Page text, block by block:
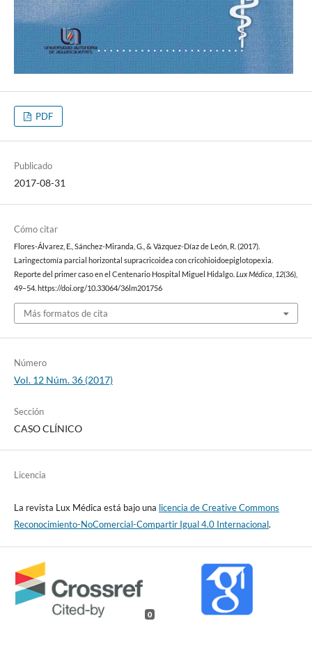
PDF
Publicado
2017-08-31
Cómo citar
Flores-Álvarez, E., Sánchez-Miranda, G., & Vázquez-Díaz de León, R. (2017).
Laringectomía parcial horizontal supracricoidea con cricohioidoepiglotopexia.
Reporte del primer caso en el Centenario Hospital Miguel Hidalgo. Lux Médica 12(36),
49–54. https://doi.org/10.33064/36lm201756
Más formatos de cita
Número
Vol. 12 Núm. 36 (2017)
Sección
CASO CLÍNICO
Licencia
La revista Lux Médica está bajo una licencia de Creative Commons
Reconocimiento-NoComercial-Compartir Igual 4.0 Internacional.
0